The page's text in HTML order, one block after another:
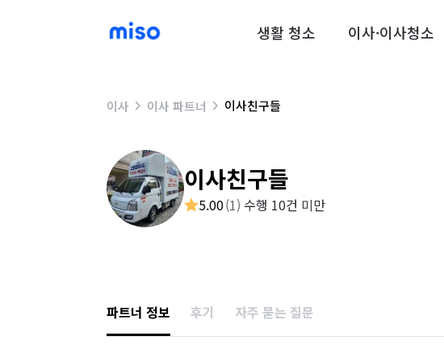
생활 청소 이사·이사청소
이사 이사 파트너 이사친구들
이사친구들
5.00(1) 수행 10건 미만
파트너 정보 후기 자주 묻는 질문